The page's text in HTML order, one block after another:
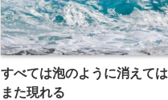
すべては泡のように消えては
また現れる